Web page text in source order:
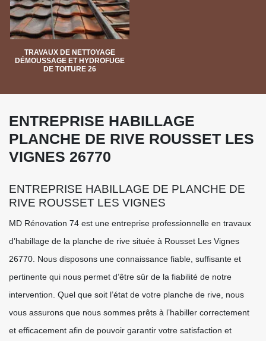
TRAVAUX DE NETTOYAGE
DÉMOUSSAGE ET HYDROFUGE
DE TOITURE 26
ENTREPRISE HABILLAGE
PLANCHE DE RIVE ROUSSET LES
VIGNES 26770
ENTREPRISE HABILLAGE DE PLANCHE DE
RIVE ROUSSET LES VIGNES
MD Rénovation 74 est une entreprise professionnelle en travaux
d’habillage de la planche de rive située à Rousset Les Vignes
26770. Nous disposons une connaissance fiable, suffisante et
pertinente qui nous permet d’être sûr de la fiabilité de notre
intervention. Quel que soit l’état de votre planche de rive, nous
vous assurons que nous sommes prêts à l’habiller correctement
et efficacement afin de pouvoir garantir votre satisfaction et